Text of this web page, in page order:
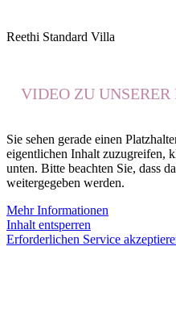
Reethi Standard Villa
VIDEO ZU
Sie sehen gerade einen
eigentlichen Inhalt zuzugreifen,
unten. Bitte beachten Sie, dass
weitergegeben werden.
Mehr Informationen
Inhalt entsperren
Erforderlichen Service